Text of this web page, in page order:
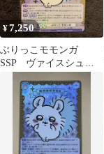
¥7,250
ぶりっこモモンガ
SSP ヴァイスシュヴ